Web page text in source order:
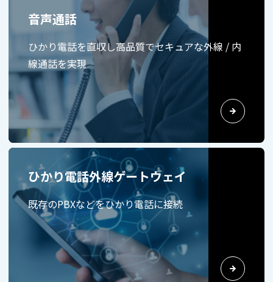
音声通話
ひかり電話を直収し高品質でセキュアな外線 / 内
線通話を実現
ひかり電話外線ゲートウェイ
既存のPBXなどをひかり電話に接続